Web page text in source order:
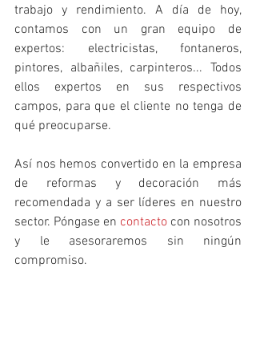
trabajo y rendimiento. A día de hoy,
contamos con un gran equipo de
expertos: electricistas, fontaneros,
pintores, albañiles, carpinteros... Todos
ellos expertos en sus respectivos
campos, para que el cliente no tenga de
qué preocuparse.
Así nos hemos convertido en la empresa
de reformas y decoración más
recomendada y a ser líderes en nuestro
sector. Póngase en contacto con nosotros
y le asesoraremos sin ningún
compromiso.